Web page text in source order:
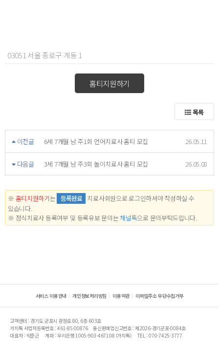
03051 서울 종로구 계동 1
홈티지원하기
목록
이전글 6세 7개월 남 주1회 언어치료사 홈티 모집 26.05.11
다음글 3세 7개월 남 주3회 놀이치료사 홈티 모집 26.05.08
※ 홈티지원하기는 등록완료 치료사회원으로 로그인하셔야 작성하실 수
있습니다.
※ 정식치료사 등록여부 및 등록유보 문의는 채널톡으로 문의부탁드립니다.
서비스 이용안내 개인정보처리방침 이용약관 이메일주소 무단수집거부
고객센터 : 경기도 군포시 광정로 80, 6층 603호
가치톡 사업자등록번호 : 461-85-00876
통신판매업신고번호 : 제2026-경기군포-0084호
대표자 : 박준근
계좌 : 우리은행 1005-903-467108 (가치톡)
TEL : 070-7425-3777